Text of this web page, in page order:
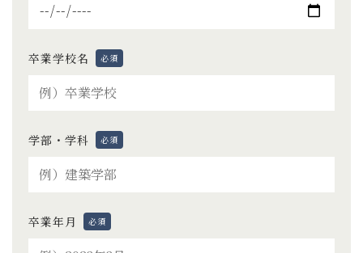
卒業学校名 必須
学部・学科 必須
卒業年月 必須